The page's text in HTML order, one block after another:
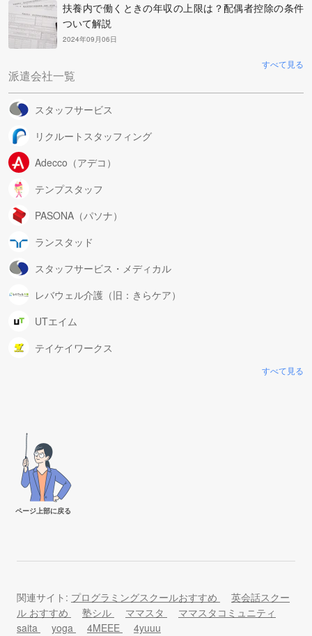
扶養内で働くときの年収の上限は？配偶者控除の条件
ついて解説
2024年09月06日
すべて見る
派遣会社一覧
スタッフサービス
リクルートスタッフィング
Adecco（アデコ）
テンプスタッフ
PASONA（パソナ）
ランスタッド
スタッフサービス・メディカル
レバウェル介護（旧：きらケア）
UTエイム
テイケイワークス
すべて見る
ページ上部に戻る
関連サイト: プログラミングスクールおすすめ
英会話スクー
ル おすすめ
塾シル ママスタ
ママスタコミュニティ
saita
yoga 4MEEE 4yuuu